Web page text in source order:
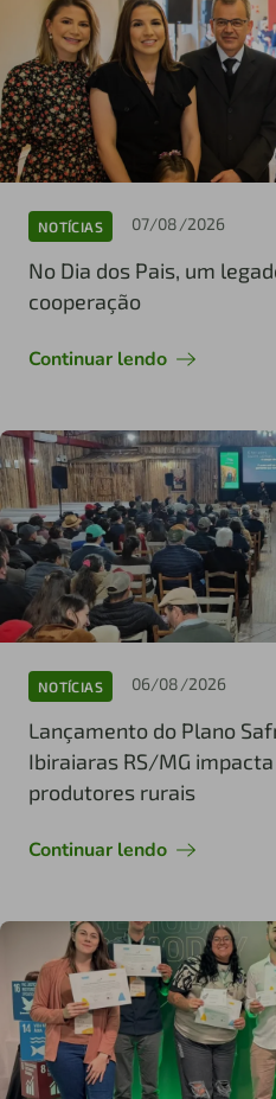
NOTÍCIAS 07/08/2026
No Dia dos Pais, um
cooperação
Continuar lendo
NOTÍCIAS 06/08/2026
Lançamento do Plano
Ibiraiaras RS/MG
produtores rurais
Continuar lendo